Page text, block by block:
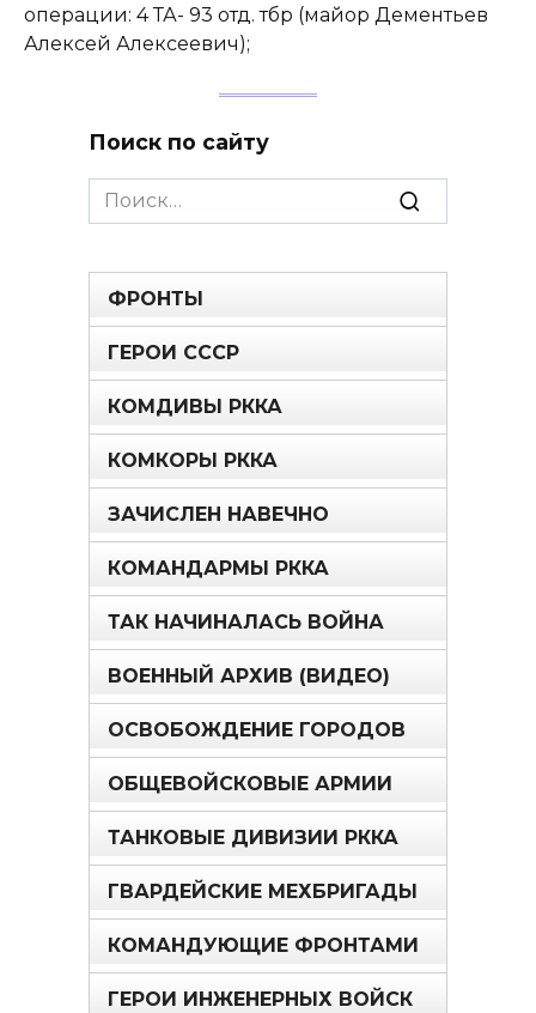
операции: 4 ТА- 93 отд. тбр (майор Дементьев
Алексей Алексеевич);
Поиск по сайту
Search
for:
ФРОНТЫ
ГЕРОИ СССР
КОМДИВЫ РККА
КОМКОРЫ РККА
ЗАЧИСЛЕН НАВЕЧНО
КОМАНДАРМЫ РККА
ТАК НАЧИНАЛАСЬ ВОЙНА
ВОЕННЫЙ АРХИВ (ВИДЕО)
ОСВОБОЖДЕНИЕ ГОРОДОВ
ОБЩЕВОЙСКОВЫЕ АРМИИ
ТАНКОВЫЕ ДИВИЗИИ РККА
ГВАРДЕЙСКИЕ МЕХБРИГАДЫ
КОМАНДУЮЩИЕ ФРОНТАМИ
ГЕРОИ ИНЖЕНЕРНЫХ ВОЙСК